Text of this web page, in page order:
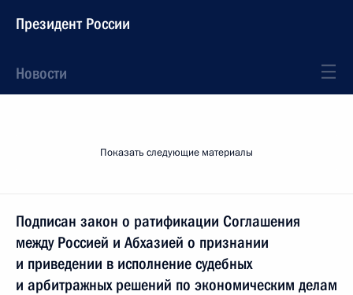
Президент России
Новости
Показать следующие материалы
Подписан закон о ратификации Соглашения
между Россией и Абхазией о признании
и приведении в исполнение судебных
и арбитражных решений по экономическим делам